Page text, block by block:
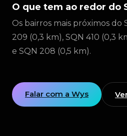
O que tem ao redor do
Os bairros mais próximos do
209 (0,3 km), SQN 410 (0,3
e SQN 208 (0,5 km).
Falar com a Wys